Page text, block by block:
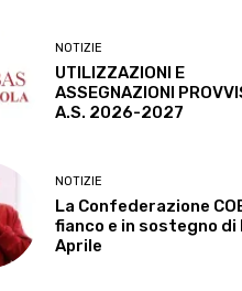
NOTIZIE
UTILIZZAZIONI E
ASSEGNAZIONI
A.S. 2026-2027
NOTIZIE
La Confederazione
fianco e in sostegno di
Aprile